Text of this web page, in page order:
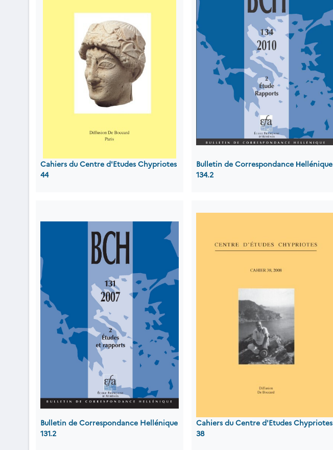
Cahiers du Centre d'Etudes Chypriotes
44
Bulletin de Correspondance Ηellénique
134.2
Bulletin de Correspondance Hellénique
131.2
Cahiers du Centre d'Etudes Chypriotes
38